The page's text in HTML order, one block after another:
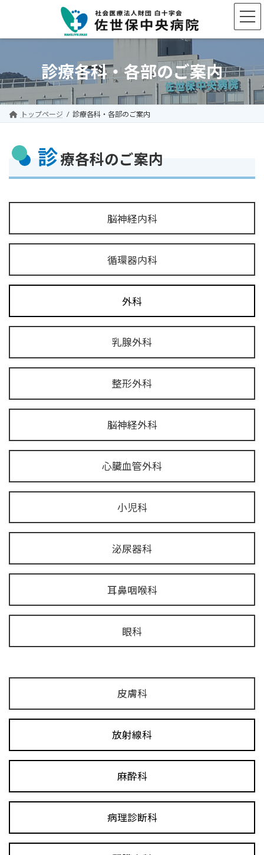
ン
ス
キ
ッ
ー
ン
に
移
診療各科・各部のご案内
トップページ 診療各科・各部のご案内
診療各科のご案内
脳神経内科
循環器内科
外科
乳腺外科
整形外科
脳神経外科
心臓血管外科
小児科
泌尿器科
耳鼻咽喉科
眼科
皮膚科
放射線科
麻酔科
病理診断科